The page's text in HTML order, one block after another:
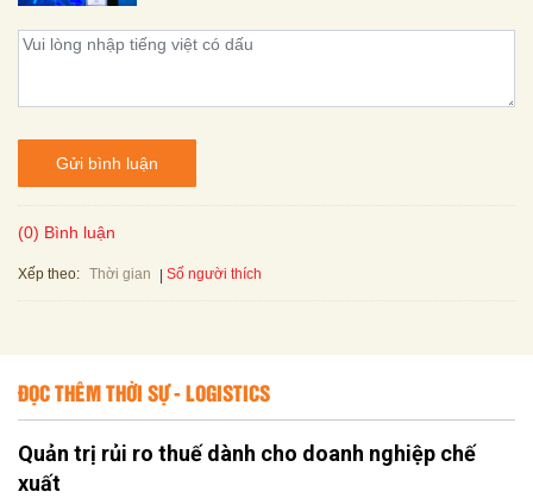
Gửi bình luận
(0) Bình luận
Xếp theo: Thời gian Số người thích
ĐỌC THÊM THỜI SỰ - LOGISTICS
Quản trị rủi ro thuế dành cho doanh nghiệp chế
xuất